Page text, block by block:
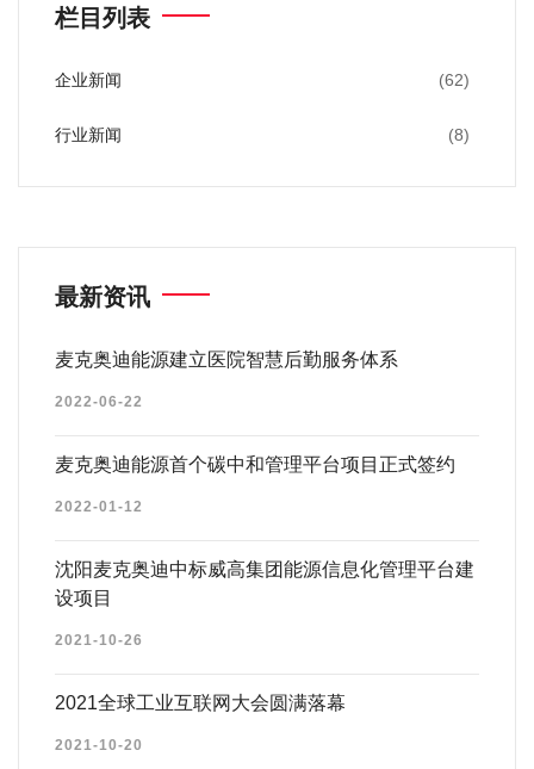
栏目列表
企业新闻 (62)
行业新闻 (8)
最新资讯
麦克奥迪能源建立医院智慧后勤服务体系
2022-06-22
麦克奥迪能源首个碳中和管理平台项目正式签约
2022-01-12
沈阳麦克奥迪中标威高集团能源信息化管理平台建
设项目
2021-10-26
2021全球工业互联网大会圆满落幕
2021-10-20